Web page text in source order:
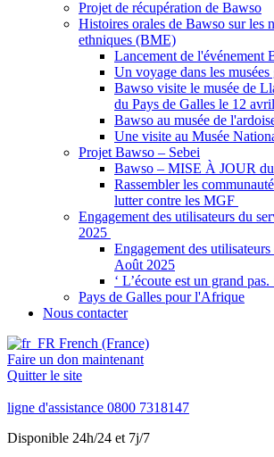
Projet de récupération de Bawso
Histoires orales de Bawso sur les
ethniques (BME)
Lancement de l'événement
Un voyage dans les
Bawso visite le musée de
du Pays de Galles le 12
Bawso au musée de
Une visite au Musée
Projet Bawso – Sebei
Bawso – MISE À JOUR
Rassembler les
lutter contre les MGF
Engagement des utilisateurs du
2025
Engagement des
Août 2025
‘ L’écoute est un grand pas.
Pays de Galles pour l'Afrique
Nous contacter
French (France)
Faire un don maintenant
Quitter le site
ligne d'assistance 0800 7318147
Disponible 24h/24 et 7j/7